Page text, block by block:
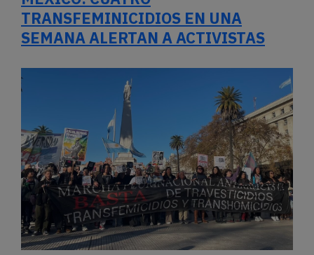
TRANSFEMINICIDIOS EN UNA
SEMANA ALERTAN A ACTIVISTAS